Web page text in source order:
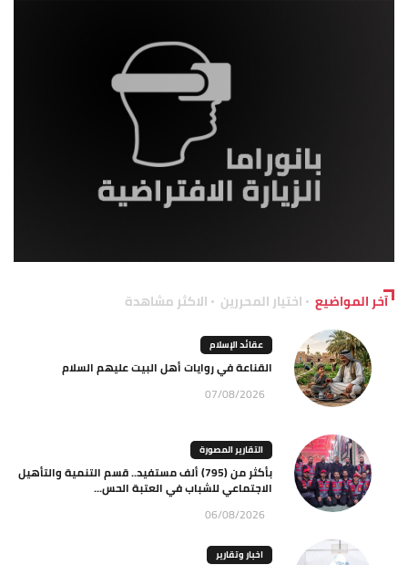
آخر المواضيع اختيار المحررين الاكثر مشاهدة
عقائد الإسلام
القناعة في روايات أهل البيت عليهم السلام
07/08/2026
التقارير المصورة
بأكثر من (795) ألف مستفيد.. قسم التنمية والتأهيل
الاجتماعي للشباب في العتبة الحس...
06/08/2026
اخبار وتقارير